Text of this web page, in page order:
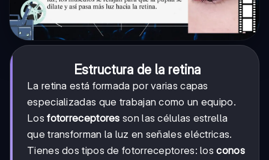
Estructura de la retina
La retina está formada por varias capas
especializadas que trabajan como un equipo.
Losfotorreceptores son las células estrella
que transforman la luz en señales eléctricas.
Tienes dos tipos de fotorreceptores: losconos